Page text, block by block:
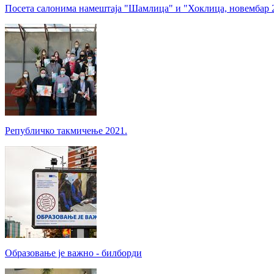
Посета салонима намештаја "Шамлица" и "Хоклица, новембар
Републичко такмичење 2021.
Образовање је важно - билборди